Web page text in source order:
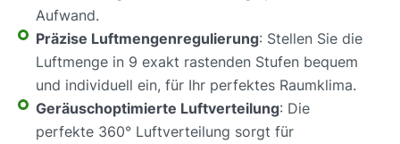
Aufwand.
Präzise Luftmengenregulierung: Stellen Sie die
Luftmenge in 9 exakt rastenden Stufen bequem
und individuell ein, für Ihr perfektes Raumklima.
Geräuschoptimierte Luftverteilung: Die
perfekte 360° Luftverteilung sorgt für